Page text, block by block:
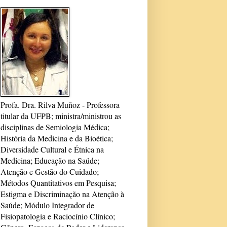
Profa. Dra. Rilva Muñoz - Professora
titular da UFPB; ministra/ministrou as
disciplinas de Semiologia Médica;
História da Medicina e da Bioética;
Diversidade Cultural e Étnica na
Medicina; Educação na Saúde;
Atenção e Gestão do Cuidado;
Métodos Quantitativos em Pesquisa;
Estigma e Discriminação na Atenção à
Saúde; Módulo Integrador de
Fisiopatologia e Raciocínio Clínico;